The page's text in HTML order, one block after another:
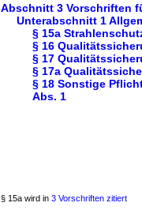
Abschnitt 3 Vorschriften
Unterabschnitt 1
§ 15a
§ 16
§ 17
§ 17a
§ 18 Sonstige
Abs. 1
§ 15a wird in 3 Vorschriften zitiert